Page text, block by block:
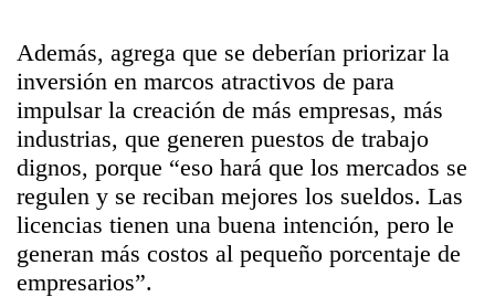
Además, agrega que se deberían priorizar la
inversión en marcos atractivos de para
impulsar la creación de más empresas, más
industrias, que generen puestos de trabajo
dignos, porque “eso hará que los mercados se
regulen y se reciban mejores los sueldos. Las
licencias tienen una buena intención, pero le
generan más costos al pequeño porcentaje de
empresarios”.